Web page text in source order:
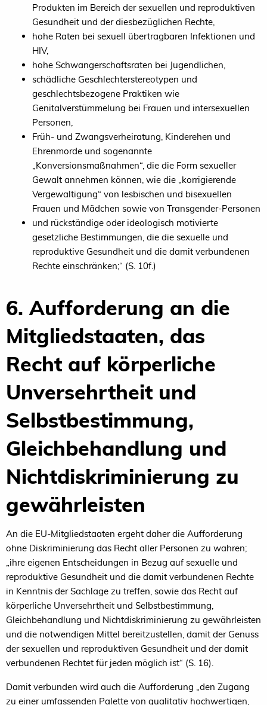
Produkten im Bereich der sexuellen und reproduktiven
Gesundheit und der diesbezüglichen Rechte,
hohe Raten bei sexuell übertragbaren Infektionen und
HIV,
hohe Schwangerschaftsraten bei Jugendlichen,
schädliche Geschlechterstereotypen und
geschlechtsbezogene Praktiken wie
Genitalverstümmelung bei Frauen und intersexuellen
Personen,
Früh- und Zwangsverheiratung, Kinderehen und
Ehrenmorde und sogenannte
„Konversionsmaßnahmen“, die die Form sexueller
Gewalt annehmen können, wie die „korrigierende
Vergewaltigung“ von lesbischen und bisexuellen
Frauen und Mädchen sowie von Transgender-Personen
und rückständige oder ideologisch motivierte
gesetzliche Bestimmungen, die die sexuelle und
reproduktive Gesundheit und die damit verbundenen
Rechte einschränken;“ (S. 10f.)
6. Aufforderung an die
Mitgliedstaaten, das
Recht auf körperliche
Unversehrtheit und
Selbstbestimmung,
Gleichbehandlung und
Nichtdiskriminierung zu
gewährleisten
An die EU-Mitgliedstaaten ergeht daher die Aufforderung
ohne Diskriminierung das Recht aller Personen zu wahren;
„ihre eigenen Entscheidungen in Bezug auf sexuelle und
reproduktive Gesundheit und die damit verbundenen Rechte
in Kenntnis der Sachlage zu treffen, sowie das Recht auf
körperliche Unversehrtheit und Selbstbestimmung,
Gleichbehandlung und Nichtdiskriminierung zu gewährleisten
und die notwendigen Mittel bereitzustellen, damit der Genuss
der sexuellen und reproduktiven Gesundheit und der damit
verbundenen Rechtet für jeden möglich ist“ (S. 16).
Damit verbunden wird auch die Aufforderung „den Zugang
zu einer umfassenden Palette von qualitativ hochwertigen,